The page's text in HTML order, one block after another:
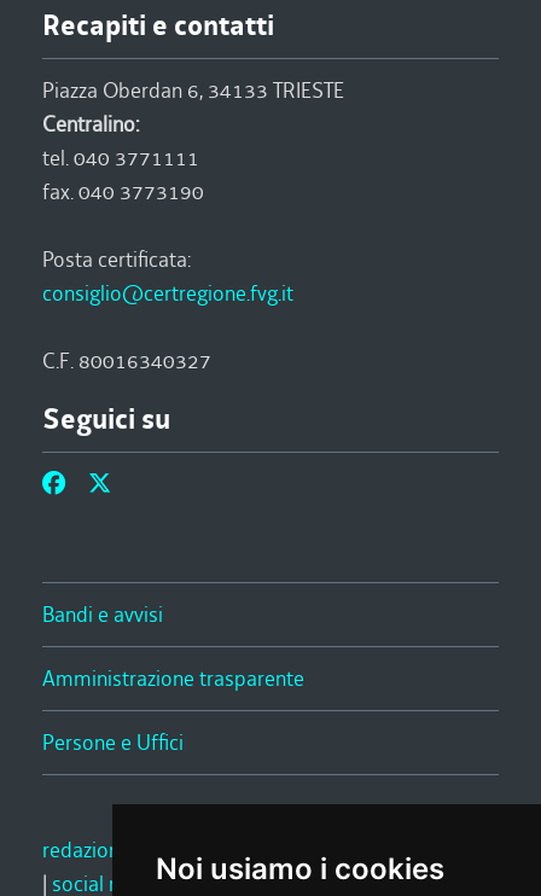
Noi usiamo i cookies
Recapiti e contatti
Piazza Oberdan 6, 34133 TRIESTE
Centralino:
tel. 040 3771111
fax. 040 3773190
Posta certificata:
consiglio@certregione.fvg.it
C.F. 80016340327
Seguici su
Bandi e avvisi
Amministrazione trasparente
Persone e Uffici
redazione web note legali glossario |
| social media policy